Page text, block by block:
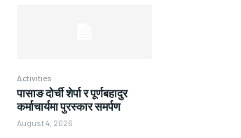
Activities
पासाङ दोर्ची शेर्पा र पूर्णबहादुर
कर्माचार्यमा पुरस्कार समर्पण
August 4, 2026